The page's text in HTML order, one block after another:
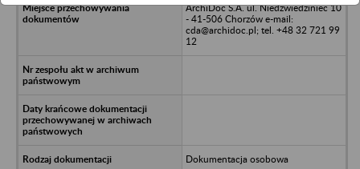
ArchiDoc S.A. ul. Niedźwiedziniec 10
- 41-506 Chorzów e-mail:
cda@archidoc.pl; tel. +48 32 721 99
12
Dokumentacja osobowa